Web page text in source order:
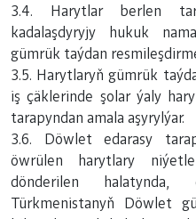
3.4. Harytlar berlen
kadalaşdyryjy hukuk
gümrük taýdan
3.5. Harytlaryň gümrük
iş çäklerinde şolar ýaly
tarapyndan amala aşyrylýar.
3.6. Döwlet edarasy
öwrülen harytlary
dönderilen halatynda,
Türkmenistanyň Döwlet